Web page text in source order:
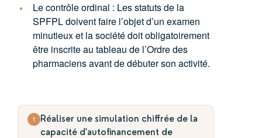
Le contrôle ordinal : Les statuts de la
SPFPL doivent faire l’objet d’un examen
minutieux et la société doit obligatoirement
être inscrite au tableau de l’Ordre des
pharmaciens avant de débuter son activité.
1
Réaliser une simulation chiffrée de la
capacité d'autofinancement de